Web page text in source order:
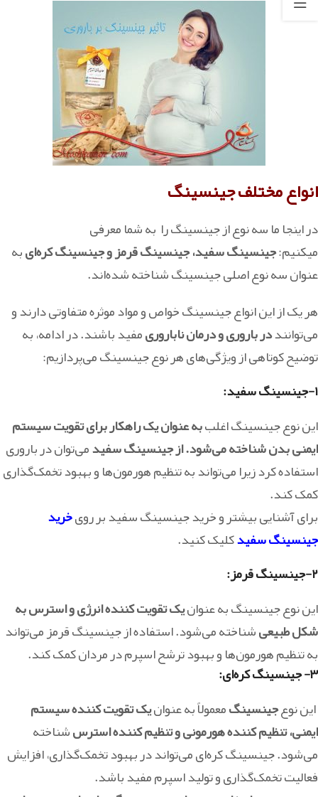
انواع مختلف جینسینگ
در اینجا ما سه نوع از جینسینگ را به شما معرفی
میکنیم:جینسینگ سفید، جینسینگ قرمز و جینسینگ کره‌ایبه
عنوان سه نوع اصلی جینسینگ شناخته شده‌اند.
هر یک از این انواع جینسینگ خواص و مواد موثره متفاوتی دارند و
می‌تواننددر باروری و درمان ناباروریمفید باشند. در ادامه، به
توضیح کوتاهی از ویژگی‌های هر نوع جینسینگ می‌پردازیم:
۱-جینسینگ سفید:
این نوع جینسینگ اغلببه عنوان یک راهکار برای تقویت سیستم
ایمنی بدن شناخته می‌شود. از جینسینگ سفیدمی‌توان در باروری
استفاده کرد زیرا می‌تواند به تنظیم هورمون‌ها و بهبود تخمک‌گذاری
کمک کند.
برای آشنایی بیشتر و خرید جینسینگ سفید بر رویخرید
جینسینگ سفیدکلیک کنید.
۲-جینسینگ قرمز
:
این نوع جینسینگ به عنوانیک تقویت کننده انرژی و استرس به
شکل طبیعیشناخته می‌شود. استفاده از جینسینگ قرمز می‌تواند
به تنظیم هورمون‌ها و بهبود ترشح اسپرم در مردان کمک کند.
۳- جینسینگ کره‌ای:
این نوعجینسینگمعمولاً به عنوانیک تقویت کننده سیستم
ایمنی، تنظیم کننده هورمونی و تنظیم کننده استرسشناخته
می‌شود. جینسینگ کره‌ای می‌تواند در بهبود تخمک‌گذاری، افزایش
فعالیت تخمک‌گذاری و تولید اسپرم مفید باشد.